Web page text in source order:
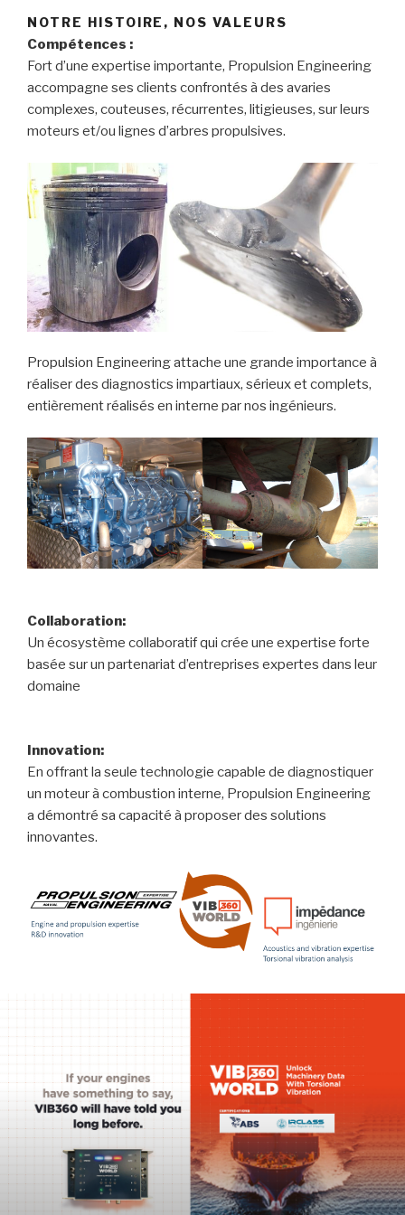
NOTRE HISTOIRE, NOS VALEURS
Compétences :
Fort d’une expertise importante, Propulsion Engineering
accompagne ses clients confrontés à des avaries
complexes, couteuses, récurrentes, litigieuses, sur leurs
moteurs et/ou lignes d’arbres propulsives.
Propulsion Engineering attache une grande importance à
réaliser des diagnostics impartiaux, sérieux et complets,
entièrement réalisés en interne par nos ingénieurs.
Collaboration:
Un écosystème collaboratif qui crée une expertise forte
basée sur un partenariat d’entreprises expertes dans leur
domaine
Innovation:
En offrant la seule technologie capable de diagnostiquer
un moteur à combustion interne, Propulsion Engineering
a démontré sa capacité à proposer des solutions
innovantes.